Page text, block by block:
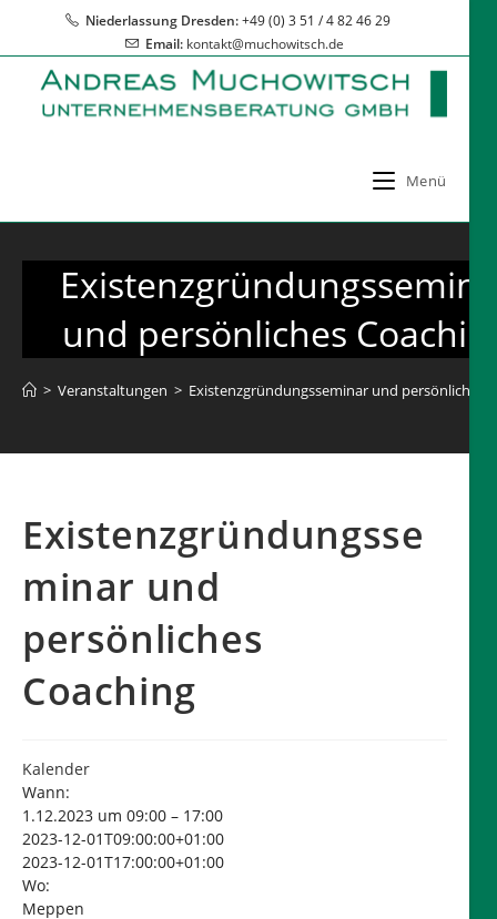
springen
Niederlassung Dresden:+49 (0) 3 51 / 4 82 46 29
Email: kontakt@muchowitsch.de
Menü
und persönliches
> Veranstaltungen > Existenzgründungsseminar und persönliches
Existenzgründungsse
minar und
persönliches
Coaching
Kalender
Wann:
1.12.2023 um 09:00 – 17:00
2023-12-01T09:00:00+01:00
2023-12-01T17:00:00+01:00
Wo:
Meppen